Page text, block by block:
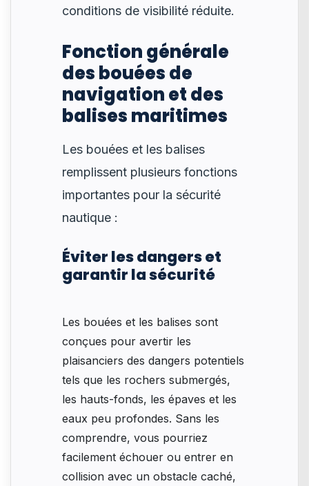
conditions de visibilité réduite.
Fonction générale
des bouées de
navigation et des
balises maritimes
Les bouées et les balises
remplissent plusieurs fonctions
importantes pour la sécurité
nautique :
Éviter les dangers et
garantir la sécurité
Les bouées et les balises sont
conçues pour avertir les
plaisanciers des dangers potentiels
tels que les rochers submergés,
les hauts-fonds, les épaves et les
eaux peu profondes. Sans les
comprendre, vous pourriez
facilement échouer ou entrer en
collision avec un obstacle caché,